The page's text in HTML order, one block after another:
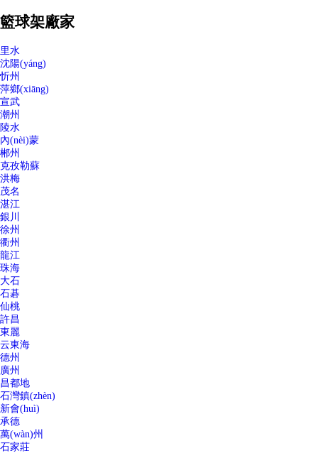
籃球架廠家
里水
沈陽(yáng)
忻州
萍鄉(xiāng)
宣武
潮州
陵水
內(nèi)蒙
郴州
克孜勒蘇
洪梅
茂名
湛江
銀川
徐州
衢州
龍江
珠海
大石
石碁
仙桃
許昌
東麗
云東海
德州
廣州
昌都地
石灣鎮(zhèn)
新會(huì)
承德
萬(wàn)州
石家莊